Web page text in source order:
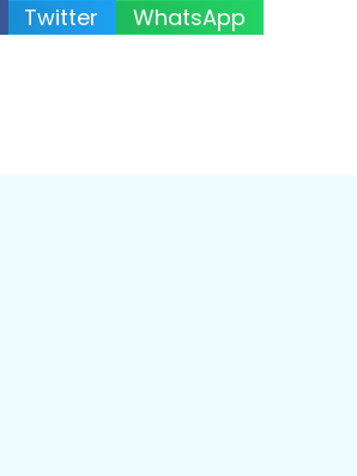
Twitter WhatsApp